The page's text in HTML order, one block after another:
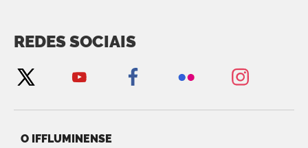
REDES SOCIAIS
O IFFLUMINENSE